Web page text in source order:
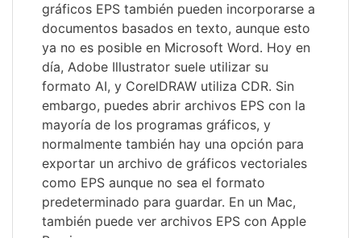
gráficos EPS también pueden incorporarse a
documentos basados en texto, aunque esto
ya no es posible en Microsoft Word. Hoy en
día, Adobe Illustrator suele utilizar su
formato AI, y CorelDRAW utiliza CDR. Sin
embargo, puedes abrir archivos EPS con la
mayoría de los programas gráficos, y
normalmente también hay una opción para
exportar un archivo de gráficos vectoriales
como EPS aunque no sea el formato
predeterminado para guardar. En un Mac,
también puede ver archivos EPS con Apple